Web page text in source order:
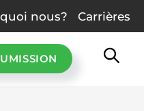
nous? Carrières